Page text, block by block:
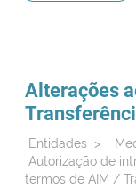
Alterações
Entidades >
Autorização de
termos de AIM /